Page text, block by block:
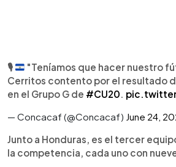
🎙️
"Teníamos que hacer nuestro
Cerritos contento por el resultado
en el Grupo G de #CU20.
— Concacaf (@Concacaf) June 24,
Junto a Honduras, es el tercer
la competencia, cada uno con